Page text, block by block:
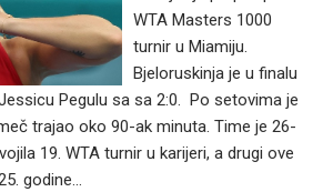
WTA Masters 1000
turnir u Miamiju.
Bjeloruskinja je u finalu
Pegulu sa sa 2:0. Po setovima je
trajao oko 90-ak minuta. Time je 26-
19. WTA turnir u karijeri, a drugi ove
godine…